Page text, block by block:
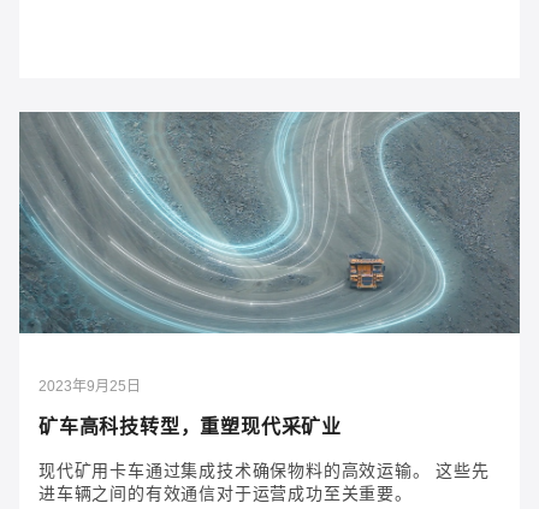
2024年8月23日
电池储能为何是未来智能电网的支柱
了解电池储能系统（BESS）如何通过平衡可再生能源、
提高弹性、支持微电网和实现数字集成来改造智能电
网。
2023年9月25日
矿车高科技转型，重塑现代采矿业
现代矿用卡车通过集成技术确保物料的高效运输。 这些先
进车辆之间的有效通信对于运营成功至关重要。